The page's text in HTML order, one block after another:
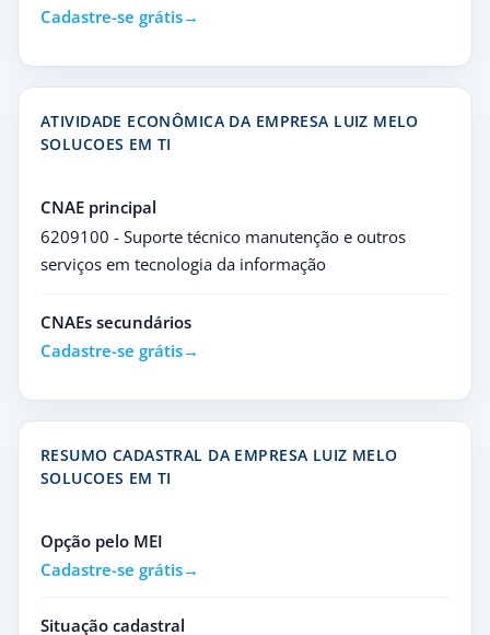
Cadastre-se grátis
ATIVIDADE ECONÔMICA DA EMPRESA LUIZ MELO
SOLUCOES EM TI
CNAE principal
6209100 - Suporte técnico manutenção e outros
serviços em tecnologia da informação
CNAEs secundários
Cadastre-se grátis
RESUMO CADASTRAL DA EMPRESA LUIZ MELO
SOLUCOES EM TI
Opção pelo MEI
Cadastre-se grátis
Situação cadastral